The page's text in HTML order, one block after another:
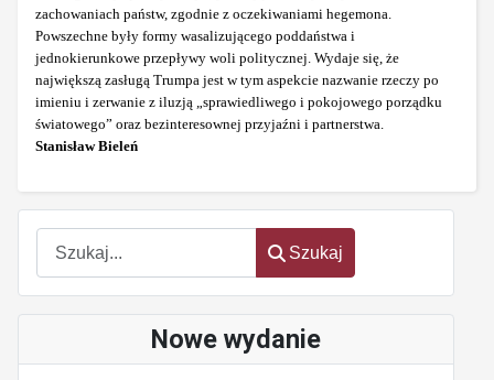
Szukaj
Szukaj
Nowe wydanie
zachowaniach państw, zgodnie z oczekiwaniami hegemona.
Powszechne były formy wasalizującego poddaństwa i
jednokierunkowe przepływy woli politycznej. Wydaje się, że
największą zasługą Trumpa jest w tym aspekcie nazwanie rzeczy po
imieniu i zerwanie z iluzją „sprawiedliwego i pokojowego porządku
światowego” oraz bezinteresownej przyjaźni i partnerstwa.
Stanisław Bieleń